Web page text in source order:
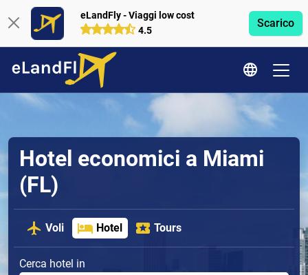
eLandFly - Viaggi low cost
4.5
Scarico
Hotel economici a Miami
(FL)
Voli Hotel Tours
Cerca hotel in